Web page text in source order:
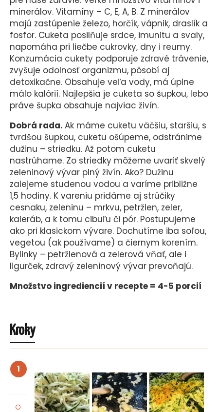
minerálov. Vitamíny – C, E, A, B. Z minerálov
majú zastúpenie železo, horčík, vápnik, draslík a
fosfor. Cuketa posilňuje srdce, imunitu a svaly,
napomáha pri liečbe cukrovky, dny i reumy.
Konzumácia cukety podporuje zdravé trávenie,
zvyšuje odolnosť organizmu, pôsobí aj
detoxikačne. Obsahuje veľa vody, má úplne
málo kalórií. Najlepšia je cuketa so šupkou, lebo
práve šupka obsahuje najviac živín.
Dobrá rada. Ak máme cuketu väčšiu, staršiu, s
tvrdšou šupkou, cuketu ošúpeme, odstránime
dužinu – striedku. Až potom cuketu
nastrúhame. Zo striedky môžeme uvariť skvelý
zeleninový vývar plný živín. Ako? Dužinu
zalejeme studenou vodou a varíme približne
1,5 hodiny. K vareniu pridáme aj strúčiky
cesnaku, zeleninu – mrkvu, petržlen, zeler,
kaleráb, a k tomu cibuľu či pór. Postupujeme
ako pri klasickom vývare. Dochutíme iba soľou,
vegetou (ak používame) a čiernym korením.
Bylinky – petržlenová a zelerová vňať, ale i
ligurček, zdravý zeleninový vývar prevoňajú.
Množstvo ingrediencií v recepte = 4-5 porcií
Kroky
1